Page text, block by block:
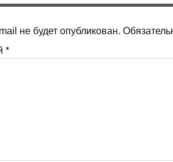
не будет опубликован.
*